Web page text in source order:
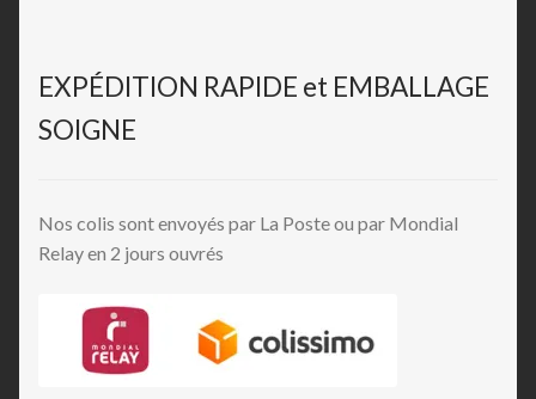
EXPÉDITION RAPIDE et EMBALLAGE
SOIGNE
Nos colis sont envoyés par La Poste ou par Mondial
Relay en 2 jours ouvrés